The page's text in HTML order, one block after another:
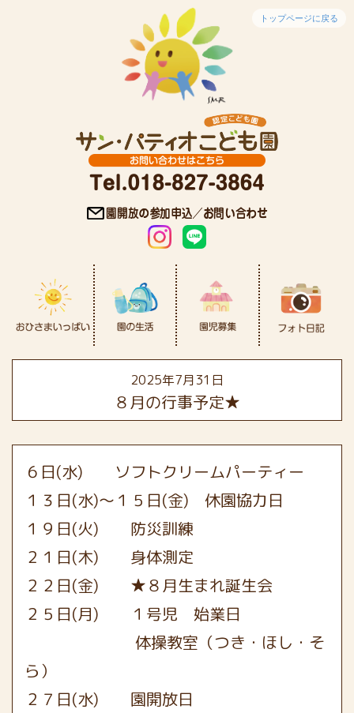
トップページに戻る
2025年7月31日
８月の行事予定★
６日(水) ソフトクリームパーティー
１３日(水)～１５日(金) 休園協力日
１９日(火) 防災訓練
２１日(木) 身体測定
２２日(金) ★８月生まれ誕生会
２５日(月) １号児 始業日
体操教室（つき・ほし・そ
ら）
２７日(水) 園開放日